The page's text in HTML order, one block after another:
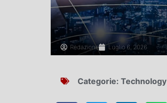
Redazione Luglio 6, 2026
Categorie: Technology